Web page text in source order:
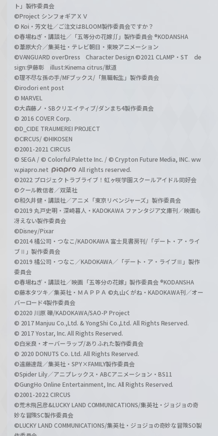
ト」製作委員会
©Project シンフォギアＸＶ
© Koi・芳文社／ご注文はBLOOM製作委員会ですか？
©春場ねぎ・講談社／「五等分の花嫁∬」製作委員会 ®KODANSHA
©葦原大介／集英社・テレビ朝日・東映アニメーション
©VANGUARD overDress Character Design ©2021 CLAMP・ST de
sign:伊藤彰 illust:Kinema citrus/獣道
©理不尽な孫の手/MFブックス/「無職転生」製作委員会
©irodori ent post
© MARVEL
©大森藤ノ・SBクリエイティブ/ダンまち4製作委員会
© 2016 COVER Corp.
©D_CIDE TRAUMEREI PROJECT
©CIRCUS/ ©HIKOSEN
©2001-2021 CIRCUS
© SEGA / © Colorful Palette Inc. / © Crypton Future Media, INC. ww
w.piapro.net
All rights reserved.
©2022 プロジェクトラブライブ！虹ヶ咲学園スクールアイドル同好会
©クール教信者／双葉社
©和久井健・講談社／アニメ「東京リベンジャーズ」製作委員会
©2019 丸戸史明・深崎暮人・KADOKAWA ファンタジア文庫刊／映画も
冴えない製作委員会
©Disney/Pixar
©2014 橘公司・つなこ/KADOKAWA 富士見書房刊/「デート・ア・ライ
ブⅡ」製作委員会
©2019 橘公司・つなこ／KADOKAWA／「デート・ア・ライブⅢ」製作
委員会
©春場ねぎ・講談社／映画「五等分の花嫁」製作委員会 ®KODANSHA
©藤本タツキ／集英社・ＭＡＰＰＡ ©丸山くがね・KADOKAWA刊／オー
バーロード4製作委員会
©2020 川原 礫/KADOKAWA/SAO-P Project
© 2017 Manjuu Co.,Ltd. & YongShi Co.,Ltd. All Rights Reserved.
© 2017 Yostar, Inc. All Rights Reserved.
©白米良・オーバーラップ/ありふれた製作委員会
© 2020 DONUTS Co. Ltd. All Rights Reserved.
©遠藤達哉／集英社・SPY×FAMILY製作委員会
©Spider Lily／アニプレックス・ABCアニメーション・BS11
©GungHo Online Entertainment, Inc. All Rights Reserved.
©2001-2022 CIRCUS
©荒木飛呂彦&LUCKY LAND COMMUNICATIONS/集英社・ジョジョの奇
妙な冒険SC製作委員会
©LUCKY LAND COMMUNICATIONS/集英社・ジョジョの奇妙な冒険SO製